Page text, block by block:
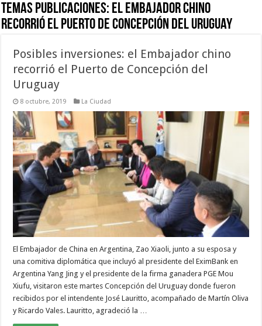
Temas Publicaciones: El Embajador chino
recorrió el Puerto de Concepción del Uruguay
Posibles inversiones: el Embajador chino
recorrió el Puerto de Concepción del
Uruguay
8 octubre, 2019 La Ciudad
El Embajador de China en Argentina, Zao Xiaoli, junto a su esposa y
una comitiva diplomática que incluyó al presidente del EximBank en
Argentina Yang Jing y el presidente de la firma ganadera PGE Mou
Xiufu, visitaron este martes Concepción del Uruguay donde fueron
recibidos por el intendente José Lauritto, acompañado de Martín Oliva
y Ricardo Vales. Lauritto, agradeció la …